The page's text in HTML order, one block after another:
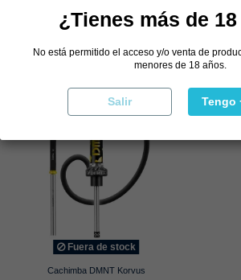
Fuera de stock
Cachimba DMNT Korvus
¿Tienes más de
No está permitido el acceso y/o venta de
menores de 18 años.
Salir Tengo